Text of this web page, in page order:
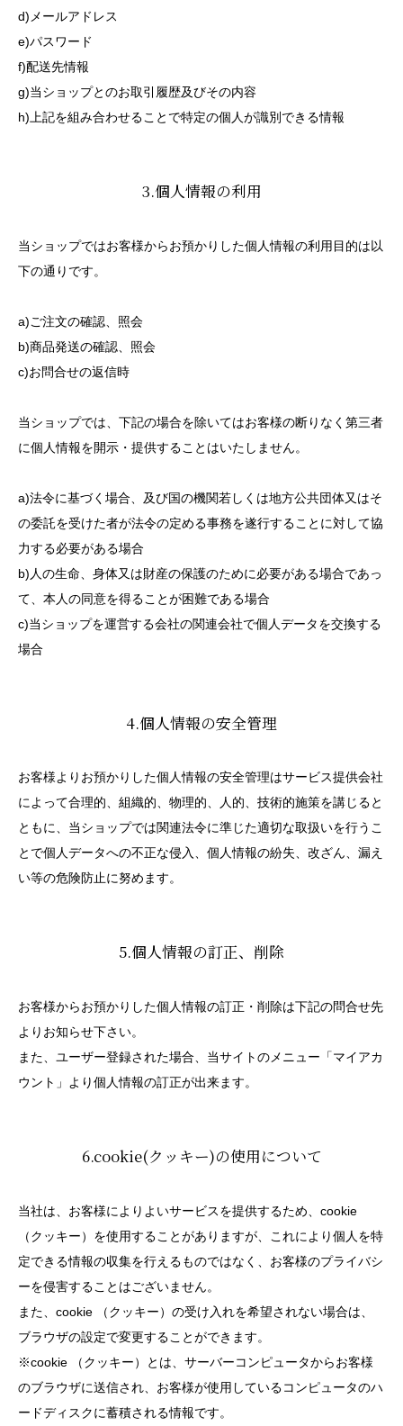
d)メールアドレス
e)パスワード
f)配送先情報
g)当ショップとのお取引履歴及びその内容
h)上記を組み合わせることで特定の個人が識別できる情報
3.個人情報の利用
当ショップではお客様からお預かりした個人情報の利用目的は以
下の通りです。
a)ご注文の確認、照会
b)商品発送の確認、照会
c)お問合せの返信時
当ショップでは、下記の場合を除いてはお客様の断りなく第三者
に個人情報を開示・提供することはいたしません。
a)法令に基づく場合、及び国の機関若しくは地方公共団体又はそ
の委託を受けた者が法令の定める事務を遂行することに対して協
力する必要がある場合
b)人の生命、身体又は財産の保護のために必要がある場合であっ
て、本人の同意を得ることが困難である場合
c)当ショップを運営する会社の関連会社で個人データを交換する
場合
4.個人情報の安全管理
お客様よりお預かりした個人情報の安全管理はサービス提供会社
によって合理的、組織的、物理的、人的、技術的施策を講じると
ともに、当ショップでは関連法令に準じた適切な取扱いを行うこ
とで個人データへの不正な侵入、個人情報の紛失、改ざん、漏え
い等の危険防止に努めます。
5.個人情報の訂正、削除
お客様からお預かりした個人情報の訂正・削除は下記の問合せ先
よりお知らせ下さい。
また、ユーザー登録された場合、当サイトのメニュー「マイアカ
ウント」より個人情報の訂正が出来ます。
6.cookie(クッキー)の使用について
当社は、お客様によりよいサービスを提供するため、cookie
（クッキー）を使用することがありますが、これにより個人を特
定できる情報の収集を行えるものではなく、お客様のプライバシ
ーを侵害することはございません。
また、cookie （クッキー）の受け入れを希望されない場合は、
ブラウザの設定で変更することができます。
※cookie （クッキー）とは、サーバーコンピュータからお客様
のブラウザに送信され、お客様が使用しているコンピュータのハ
ードディスクに蓄積される情報です。